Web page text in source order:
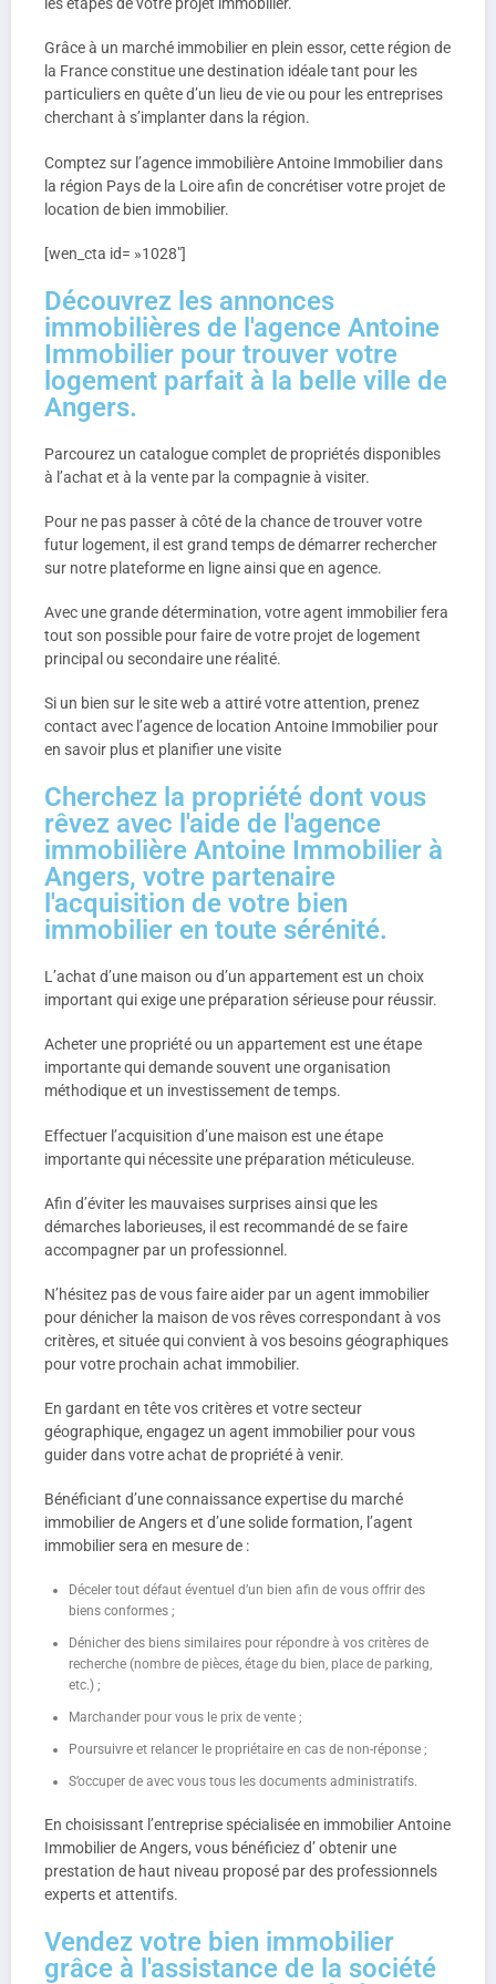
Grâce à un marché immobilier en plein essor, cette région de
la France constitue une destination idéale tant pour les
particuliers en quête d’un lieu de vie ou pour les entreprises
cherchant à s’implanter dans la région.
Comptez sur l’agence immobilière Antoine Immobilier dans
la région Pays de la Loire afin de concrétiser votre projet de
location de bien immobilier.
[wen_cta id= »1028″]
Découvrez les annonces
immobilières de l'agence Antoine
Immobilier pour trouver votre
logement parfait à la belle ville de
Angers.
Parcourez un catalogue complet de propriétés disponibles
à l’achat et à la vente par la compagnie à visiter.
Pour ne pas passer à côté de la chance de trouver votre
futur logement, il est grand temps de démarrer rechercher
sur notre plateforme en ligne ainsi que en agence.
Avec une grande détermination, votre agent immobilier fera
tout son possible pour faire de votre projet de logement
principal ou secondaire une réalité.
Si un bien sur le site web a attiré votre attention, prenez
contact avec l’agence de location Antoine Immobilier pour
en savoir plus et planifier une visite
Cherchez la propriété dont vous
rêvez avec l'aide de l'agence
immobilière Antoine Immobilier à
Angers, votre partenaire
l'acquisition de votre bien
immobilier en toute sérénité.
L’achat d’une maison ou d’un appartement est un choix
important qui exige une préparation sérieuse pour réussir.
Acheter une propriété ou un appartement est une étape
importante qui demande souvent une organisation
méthodique et un investissement de temps.
Effectuer l’acquisition d’une maison est une étape
importante qui nécessite une préparation méticuleuse.
Afin d’éviter les mauvaises surprises ainsi que les
démarches laborieuses, il est recommandé de se faire
accompagner par un professionnel.
N’hésitez pas de vous faire aider par un agent immobilier
pour dénicher la maison de vos rêves correspondant à vos
critères, et située qui convient à vos besoins géographiques
pour votre prochain achat immobilier.
En gardant en tête vos critères et votre secteur
géographique, engagez un agent immobilier pour vous
guider dans votre achat de propriété à venir.
Bénéficiant d’une connaissance expertise du marché
immobilier de Angers et d’une solide formation, l’agent
immobilier sera en mesure de :
Déceler tout défaut éventuel d’un bien afin de vous offrir des
biens conformes ;
Dénicher des biens similaires pour répondre à vos critères de
recherche (nombre de pièces, étage du bien, place de parking,
etc.) ;
Marchander pour vous le prix de vente ;
Poursuivre et relancer le propriétaire en cas de non-réponse ;
S’occuper de avec vous tous les documents administratifs.
En choisissant l’entreprise spécialisée en immobilier Antoine
Immobilier de Angers, vous bénéficiez d’ obtenir une
prestation de haut niveau proposé par des professionnels
experts et attentifs.
Vendez votre bien immobilier
grâce à l'assistance de la société